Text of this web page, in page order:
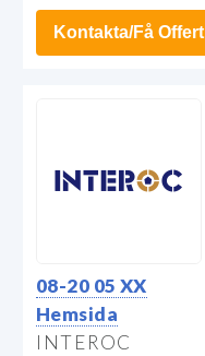
Kontakta/Få Offert
08-20 05 XX
Hemsida
INTEROC